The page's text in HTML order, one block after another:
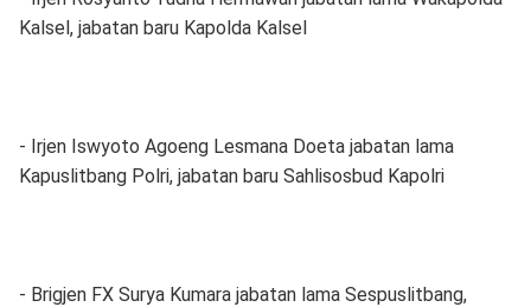
Kalsel, jabatan baru Kapolda Kalsel
- Irjen Iswyoto Agoeng Lesmana Doeta jabatan lama
Kapuslitbang Polri, jabatan baru Sahlisosbud Kapolri
- Brigjen FX Surya Kumara jabatan lama Sespuslitbang,